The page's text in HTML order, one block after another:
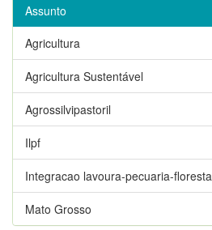
Assunto
Agricultura
Agricultura Sustentável
Agrossilvipastoril
Ilpf
Integracao lavoura-pecuaria-floresta
Mato Grosso